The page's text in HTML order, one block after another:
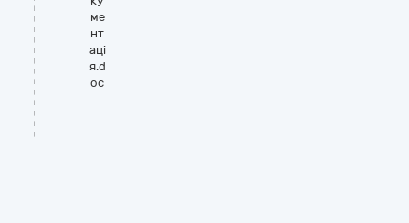
ме
нт
аці
я.d
oc